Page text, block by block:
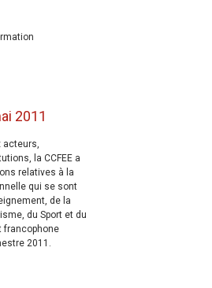
2011
acteurs,
la CCFEE a
relatives à la
qui se sont
de la
du Sport et du
francophone
2011.